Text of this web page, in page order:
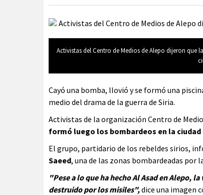
Activistas del Centro de Medios de Alepo dijeron que
Cayó una bomba, llovió y se formó una
medio del drama de la guerra de Siria.
Activistas de la organización Centro de
formó luego los bombardeos en la ciudad
El grupo, partidario de los rebeldes sirios,
Saeed, una de las zonas bombardeadas por
"Pese a lo que ha hecho Al Asad en Alepo,
destruido por los misiles",dice una imagen